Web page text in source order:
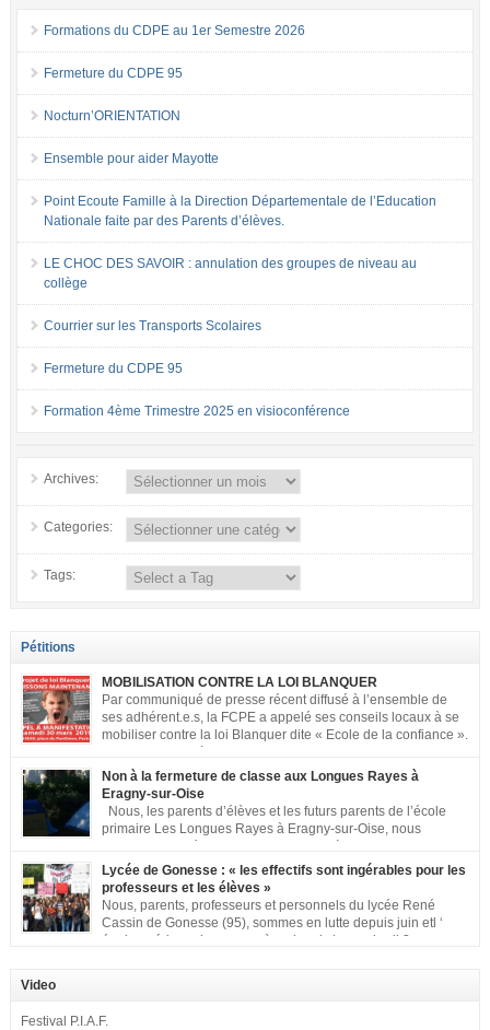
Formations du CDPE au 1er Semestre 2026
Fermeture du CDPE 95
Nocturn’ORIENTATION
Ensemble pour aider Mayotte
Point Ecoute Famille à la Direction Départementale de l’Education
Nationale faite par des Parents d’élèves.
LE CHOC DES SAVOIR : annulation des groupes de niveau au
collège
Courrier sur les Transports Scolaires
Fermeture du CDPE 95
Formation 4ème Trimestre 2025 en visioconférence
Archives:
Categories:
Tags:
Pétitions
MOBILISATION CONTRE LA LOI BLANQUER
Par communiqué de presse récent diffusé à l’ensemble de
ses adhérent.e.s, la FCPE a appelé ses conseils locaux à se
mobiliser contre la loi Blanquer dite « Ecole de la confiance ».
met à votre disposition ce kit de mobilisation comprenant : 1 affiche
appelant […]
Non à la fermeture de classe aux Longues Rayes à
Eragny-sur-Oise
Nous, les parents d’élèves et les futurs parents de l’école
primaire Les Longues Rayes à Eragny-sur-Oise, nous
classe aux Longues Rayes ». Non à la dégradation continue des conditions
d’accueil et d’apprentissage de nos enfants à l’école primaire. Chaque
enfant a droit à […]
Lycée de Gonesse : « les effectifs sont ingérables pour les
professeurs et les élèves »
Nous, parents, professeurs et personnels du lycée René
Cassin de Gonesse (95), sommes en lutte depuis juin etl ‘
équipe pédagogique en grève depuis le vendredi 2
nombreuses classes de première et […]
Video
Festival P.I.A.F.